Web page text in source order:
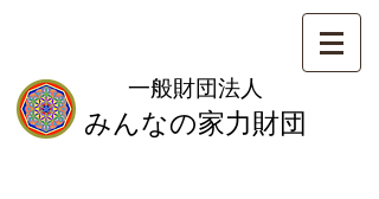
一般財団法人
みんなの家力財団